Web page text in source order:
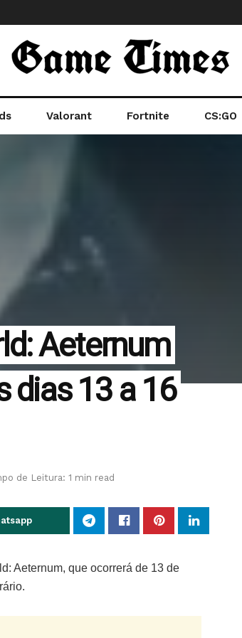
Valorant Fortnite CS:GO
Aeternum
dias 13 a 16
de Leitura: 1 min read
Aeternum, que ocorrerá de 13 de